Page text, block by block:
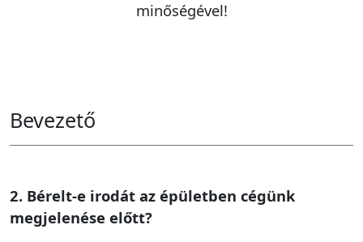
minőségével!
Bevezető
2. Bérelt-e irodát az épületben cégünk
megjelenése előtt?